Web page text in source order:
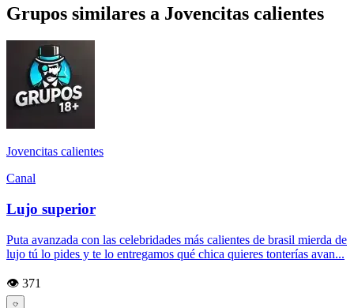
Grupos similares a Jovencitas calientes
Jovencitas calientes
Canal
Lujo superior
Puta avanzada con las celebridades más calientes de brasil mierda de
lujo tú lo pides y te lo entregamos qué chica quieres tonterías avan...
👁️ 371